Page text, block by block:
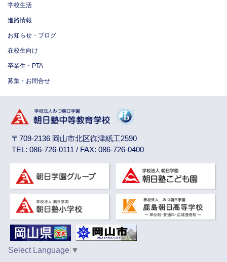
学校生活
進路情報
お知らせ・ブログ
在校生向け
卒業生・PTA
募集・お問合せ
〒709-2136 岡山市北区御津紙工2590
TEL: 086-726-0111 / FAX: 086-726-0400
Select Language ▼